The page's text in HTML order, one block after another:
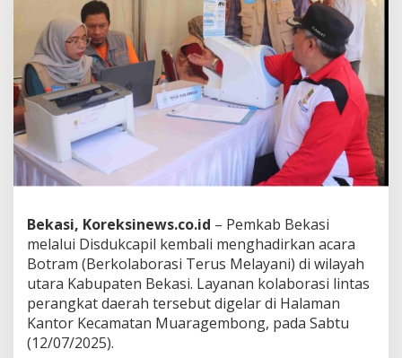
a
r
a
k
a
t
M
a
a
g
m
b
o
n
g
M
n
f
Bekasi, Koreksinews.co.id – Pemkab Bekasi
melalui Disdukcapil kembali menghadirkan acara
Botram (Berkolaborasi Terus Melayani) di wilayah
utara Kabupaten Bekasi. Layanan kolaborasi lintas
perangkat daerah tersebut digelar di Halaman
Kantor Kecamatan Muaragembong, pada Sabtu
(12/07/2025).